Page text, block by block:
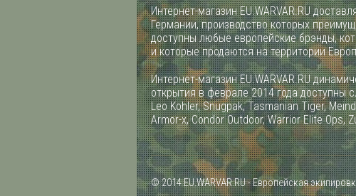
Интернет-магазин EU.WARVAR.RU
Германии, производство которых
доступны любые европейские брэнды,
и которые продаются на территории
Интернет-магазин EU.WARVAR.RU
открытия в феврале 2014 года доступны
Leo Kohler, Snugpak, Tasmanian Tiger,
Armor-x, Condor Outdoor, Warrior Elite Ops,
© 2014 EU.WARVAR.RU - Европейская